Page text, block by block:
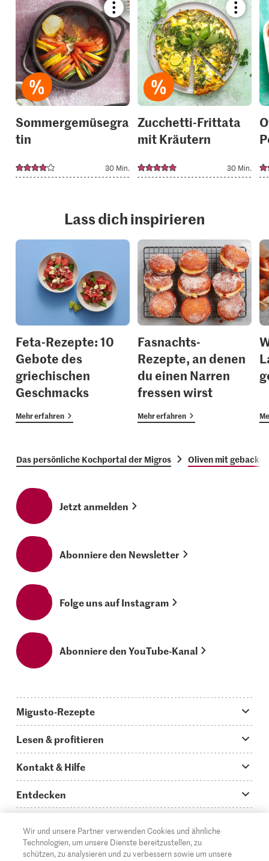
Bookmark
recipe
or
add
it
to
your
collections.
Sommergemüsegra
tin
30 Min.
recipe
or
add
it
to
your
Zucchetti-Frittata
mit Kräutern
30 Min.
Lass dich inspirieren
Feta-Rezepte: 10
Gebote des
griechischen
Geschmacks
Mehr erfahren
Fasnachts-
Rezepte, an denen
du einen Narren
fressen wirst
Mehr erfahren
Das persönliche Kochportal der Migros Oliven mit
Jetzt anmelden
Abonniere den Newsletter
Folge uns auf Instagram
Abonniere den YouTube-Kanal
Migusto-Rezepte
Was koche ich heute?
Hauptgerichte
Schnelle & einfache Rezepte
Apéro & Fingerfood
Backen
Lesen & profitieren
Storys
How to-Videos
Glossar
Kontakt & Hilfe
Infos zum Kochen mit Migusto
Kontakt
Entdecken
Supermarkt
Migros Online
DE FR IT
Wir und unsere Partner verwenden Cookies und ähnliche
Technologien, um unsere Dienste bereitzustellen, zu
schützen, zu analysieren und zu verbessern sowie um unsere